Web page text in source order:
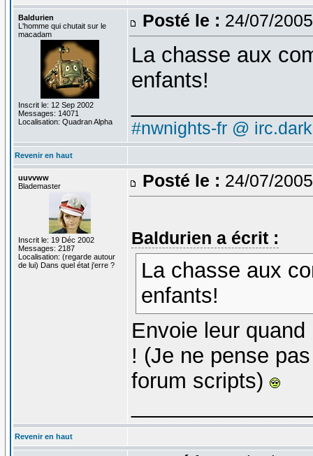
Baldurien
L'homme qui chutait sur le
macadam
Inscrit le: 12 Sep 2002
Messages: 14071
Localisation: Quadran Alpha
Posté le : 24/07/
La chasse aux
enfants!
#nwnights-fr @
Revenir en haut
uuvvww
Blademaster
Inscrit le: 19 Déc 2002
Messages: 2187
Localisation: (regarde autour
de lui) Dans quel état j'erre ?
Posté le : 24/07/
Baldurien a écrit :
La chasse aux
enfants!
Envoie leur
! (Je ne pense
forum scripts)
Revenir en haut